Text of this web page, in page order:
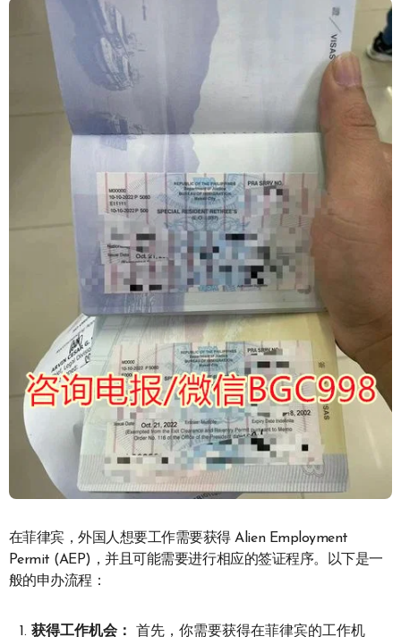
在菲律宾，外国人想要工作需要获得 Alien Employment
Permit (AEP)，并且可能需要进行相应的签证程序。以下是一
般的申办流程：
获得工作机会： 首先，你需要获得在菲律宾的工作机